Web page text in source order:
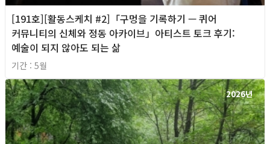
[191호][활동스케치 #2]「구멍을 기록하기 — 퀴어
커뮤니티의 신체와 정동 아카이브」아티스트 토크 후기:
예술이 되지 않아도 되는 삶
기간 : 5월
2026년